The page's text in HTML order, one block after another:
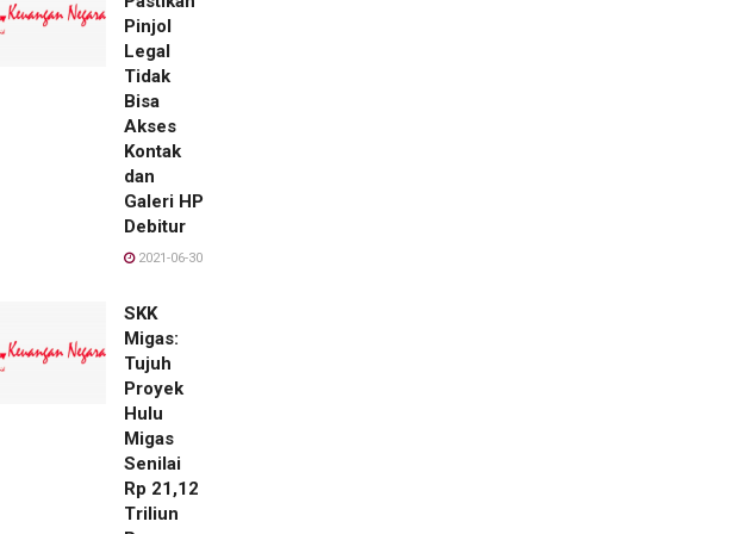
Pinjol
Legal
Tidak
Bisa
Akses
Kontak
dan
Galeri HP
Debitur
2021-06-30
SKK
Migas:
Tujuh
Proyek
Hulu
Migas
Senilai
Rp 21,12
Triliun